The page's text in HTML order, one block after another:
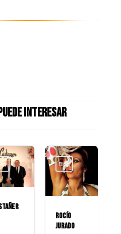
interesar
Blog
ROCÍO
JURADO